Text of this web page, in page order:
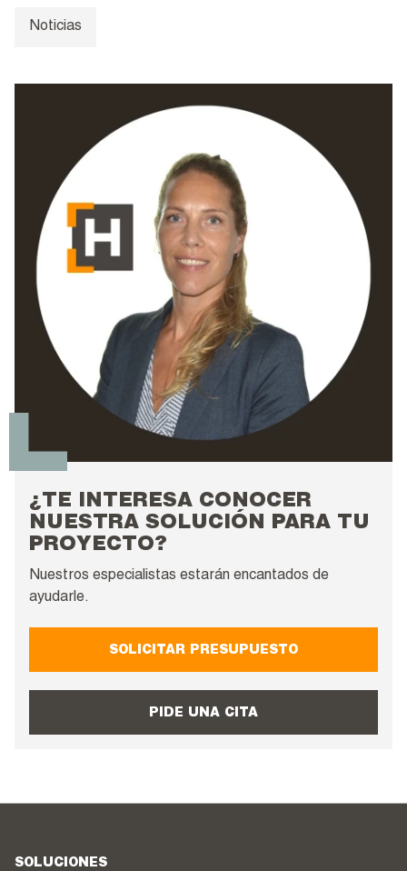
Noticias
¿TE INTERESA CONOCER
NUESTRA SOLUCIÓN PARA TU
PROYECTO?
Nuestros especialistas estarán encantados de
ayudarle.
SOLICITAR PRESUPUESTO
PIDE UNA CITA
SOLUCIONES